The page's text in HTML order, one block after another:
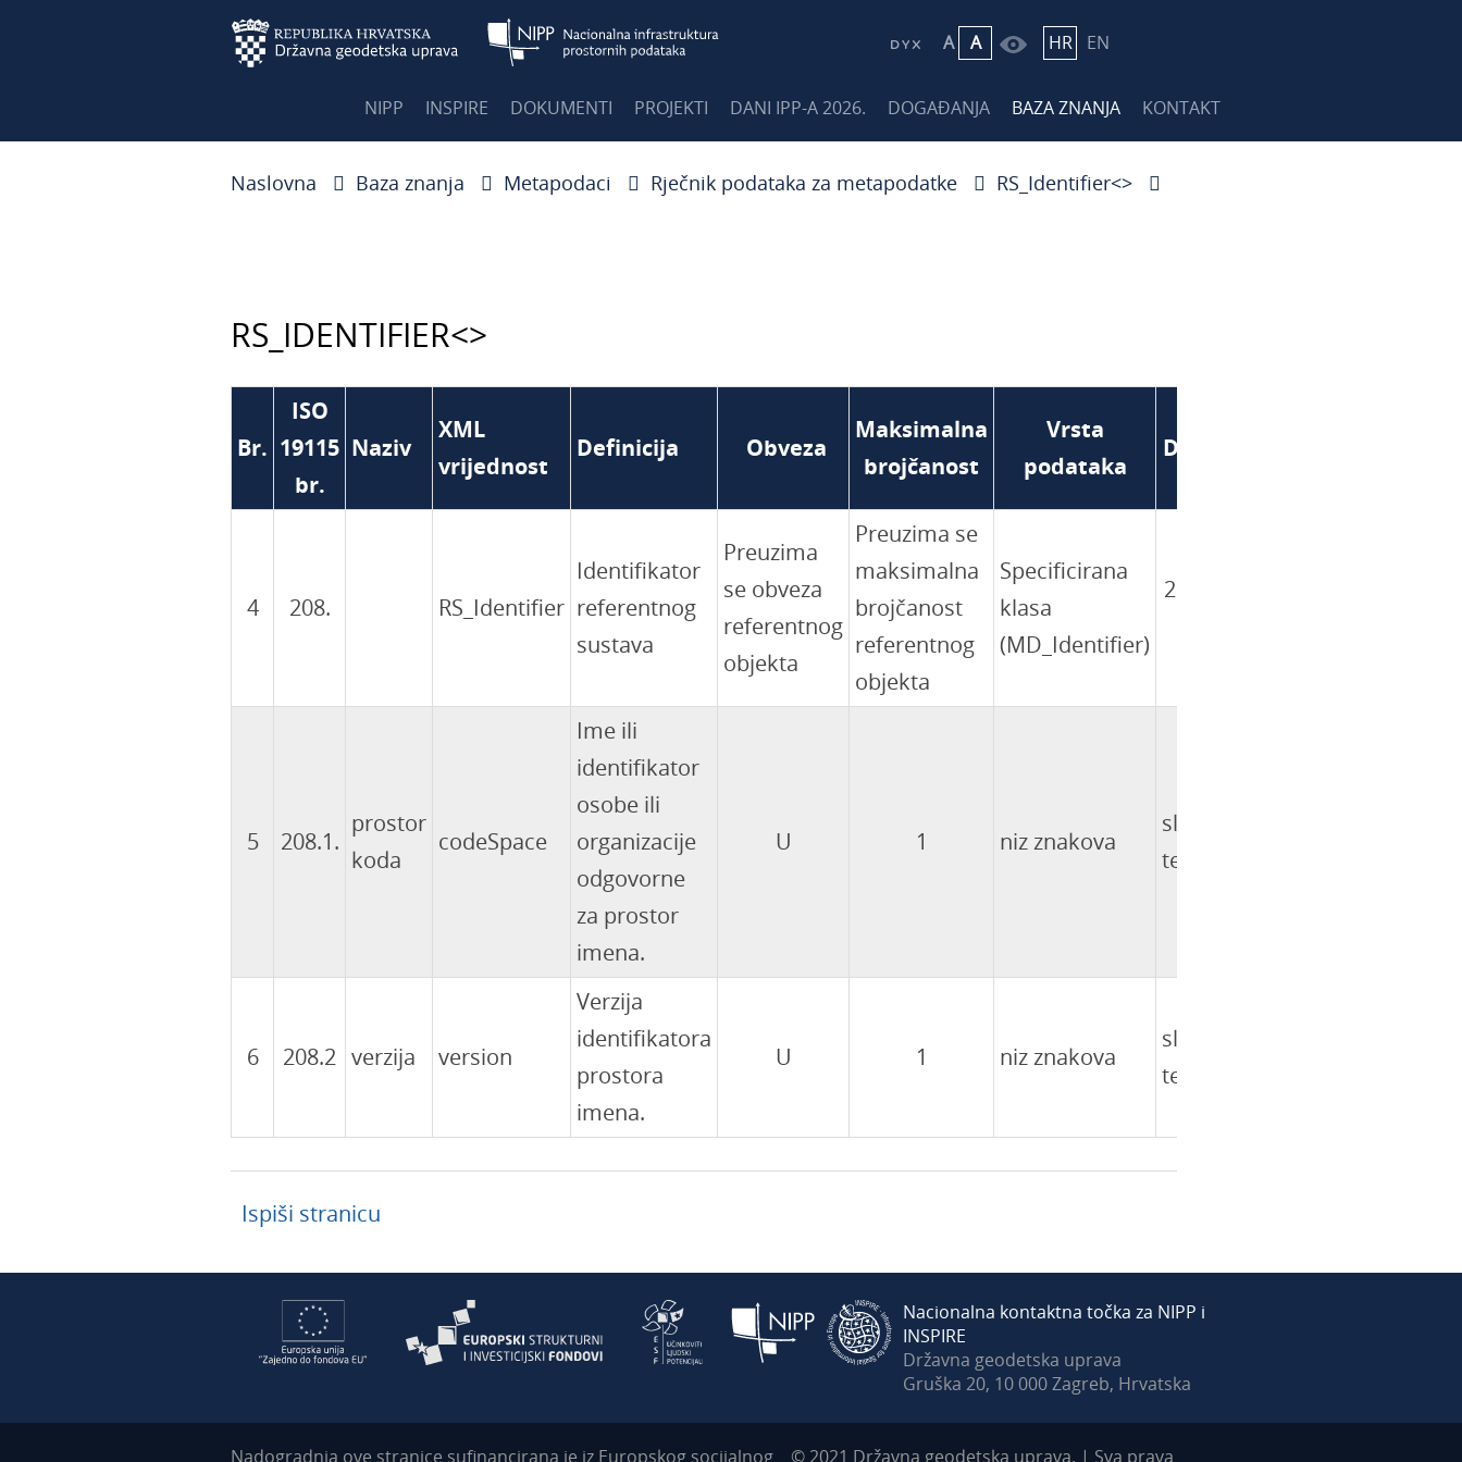
A A HR EN
NIPP INSPIRE DOKUMENTI PROJEKTI DANI IPP-A 2026. DOGAĐANJA BAZA ZNANJA KONTAKT
Naslovna Baza znanja Metapodaci Rječnik podataka za metapodatke RS_Identifier<>
RS_IDENTIFIER<>
Br.
ISO
19115
br.
Naziv
XML
vrijednost
Definicija Obveza
Maksimalna
brojčanost
Vrsta
podataka
Domena
4 208. RS_Identifier
Identifikator
referentnog
sustava
Preuzima
se obveza
referentnog
objekta
Preuzima se
maksimalna
brojčanost
referentnog
objekta
Specificirana
klasa
(MD_Identifier)
206-207 i
5 208.1.
prostor
koda
codeSpace
Ime ili
identifikator
osobe ili
organizacije
odgovorne
za prostor
imena.
U 1 niz znakova
slobodan
tekst
6 208.2 verzija version
Verzija
identifikatora
prostora
imena.
U 1 niz znakova
slobodan
tekst
Ispiši stranicu
Nacionalna kontaktna točka za NIPP i
INSPIRE
Državna geodetska uprava
Gruška 20, 10 000 Zagreb, Hrvatska
Nadogradnja ove stranice sufinancirana je iz Europskog socijalnog © 2021 Državna geodetska uprava. | Sva prava